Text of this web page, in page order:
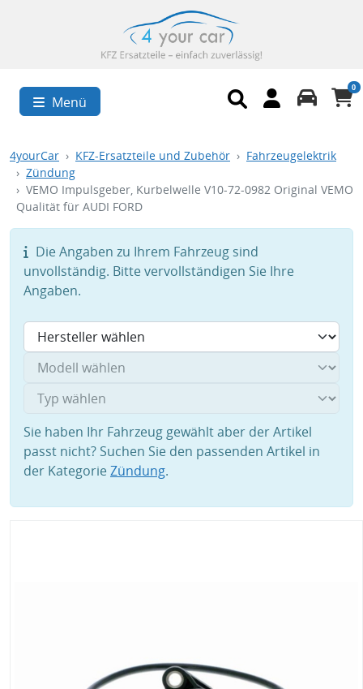
Menü
0
4yourCar KFZ-Ersatzteile und Zubehör
Fahrzeugelektrik
Zündung
VEMO Impulsgeber, Kurbelwelle V10-72-0982 Original VEMO
Qualität für AUDI FORD
Die Angaben zu Ihrem Fahrzeug sind
unvollständig. Bitte vervollständigen Sie Ihre
Angaben.
Sie haben Ihr Fahrzeug gewählt aber der Artikel
passt nicht? Suchen Sie den passenden Artikel in
der KategorieZündung.